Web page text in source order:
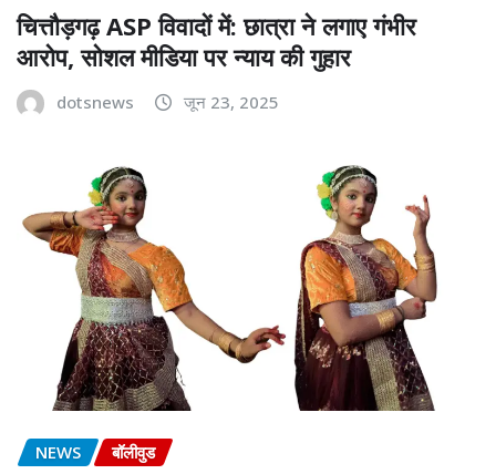
चित्तौड़गढ़ ASP विवादों में: छात्रा ने लगाए गंभीर
आरोप, सोशल मीडिया पर न्याय की गुहार
dotsnews जून 23, 2025
NEWS बॉलीवुड